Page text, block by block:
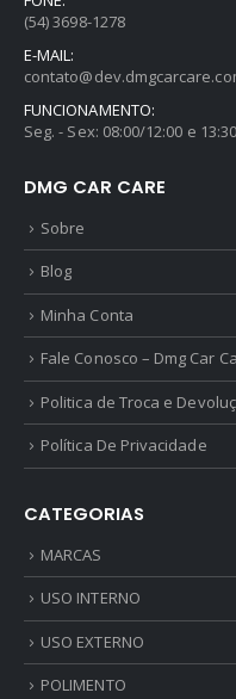
(54) 3698-1278
E-MAIL:
FUNCIONAMENTO:
Seg. - Sex: 08:00/12:00 e
DMG CAR CARE
Sobre
Blog
Minha Conta
Fale Conosco – Dmg Car
Politica de Troca e
Política De Privacidade
CATEGORIAS
MARCAS
USO INTERNO
USO EXTERNO
POLIMENTO